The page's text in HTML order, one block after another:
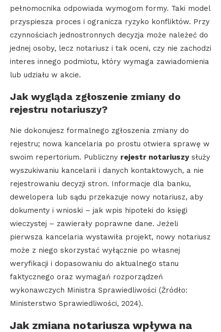
pełnomocnika odpowiada wymogom formy. Taki model
przyspiesza proces i ogranicza ryzyko konfliktów. Przy
czynnościach jednostronnych decyzja może należeć do
jednej osoby, lecz notariusz i tak oceni, czy nie zachodzi
interes innego podmiotu, który wymaga zawiadomienia
lub udziału w akcie.
Jak wygląda zgłoszenie zmiany do
rejestru notariuszy?
Nie dokonujesz formalnego zgłoszenia zmiany do
rejestru; nowa kancelaria po prostu otwiera sprawę w
swoim repertorium. Publiczny rejestr notariuszysłuży
wyszukiwaniu kancelarii i danych kontaktowych, a nie
rejestrowaniu decyzji stron. Informacje dla banku,
dewelopera lub sądu przekazuje nowy notariusz, aby
dokumenty i wnioski – jak wpis hipoteki do księgi
wieczystej – zawierały poprawne dane. Jeżeli
pierwsza kancelaria wystawiła projekt, nowy notariusz
może z niego skorzystać wyłącznie po własnej
weryfikacji i dopasowaniu do aktualnego stanu
faktycznego oraz wymagań rozporządzeń
wykonawczych Ministra Sprawiedliwości (Źródło:
Ministerstwo Sprawiedliwości, 2024).
Jak zmiana notariusza wpływa na